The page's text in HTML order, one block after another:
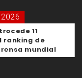
11
ranking de
mundial